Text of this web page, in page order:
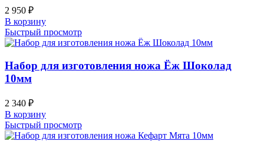
2 950 ₽
В корзину
Быстрый просмотр
Набор для изготовления ножа Ёж Шоколад
10мм
2 340 ₽
В корзину
Быстрый просмотр